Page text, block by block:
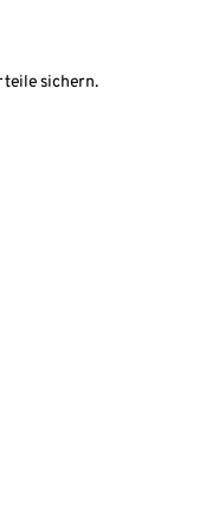
sichern.